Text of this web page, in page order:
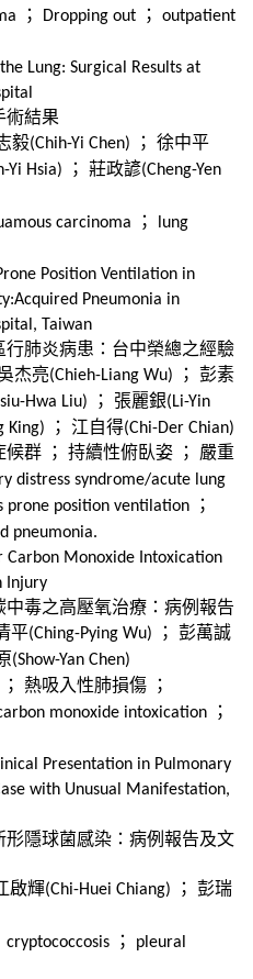
； Dropping out ；
outpatient
Lung: Surgical Results at
術結果
毅(Chih-Yi Chen) ； 徐中平
Yi Hsia) ； 莊政諺(Cheng-Yen
carcinoma ；
lung
Position Ventilation in
Pneumonia in
Taiwan
肺炎病患：台中榮總之經驗
杰亮(Chieh-Liang Wu) ； 彭素
Hwa Liu) ； 張麗銀(Li-Yin
King) ； 江自得(Chi-Der Chian)
候群 ； 持續性俯臥姿 ；
嚴重
distress syndrome/acute lung
prone position ventilation ；
pneumonia.
Carbon Monoxide Intoxication
Injury
毒之高壓氧治療：病例報告
平(Ching-Pying Wu) ； 彭萬誠
(Show-Yan Chen)
； 熱吸入性肺損傷 ；
monoxide intoxication ；
Presentation in Pulmonary
with Unusual Manifestation,
隱球菌感染：病例報告及文
啟輝(Chi-Huei Chiang) ； 彭瑞
cryptococcosis ；
pleural